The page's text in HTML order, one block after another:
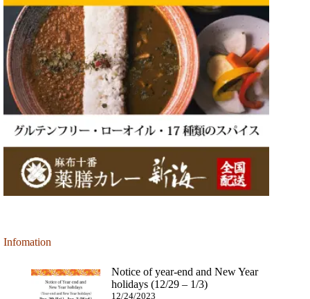
Infomation
Notice of year-end and New Year
holidays (12/29 – 1/3)
12/24/2023